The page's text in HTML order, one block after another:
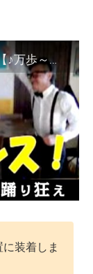
宴会・忘年会・パーティーゲーム集【♪万歩～ダンス】 幹事さんのツボ
装着しま